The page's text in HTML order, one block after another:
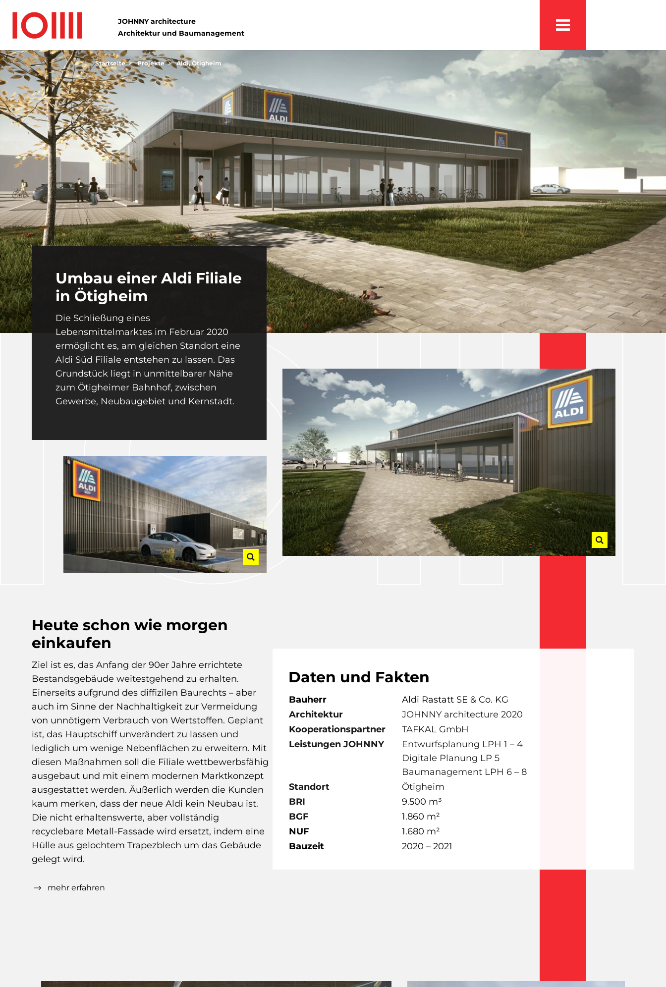
JOHNNY architecture
Architektur und Baumanagement
Startseite Projekte Aldi, Ötigheim
Umbau einer Aldi Filiale
in Ötigheim
Die Schließung eines
Lebensmittelmarktes im Februar 2020
ermöglicht es, am gleichen Standort eine
Aldi Süd Filiale entstehen zu lassen. Das
Grundstück liegt in unmittelbarer Nähe
zum Ötigheimer Bahnhof, zwischen
Gewerbe, Neubaugebiet und Kernstadt.
Heute schon wie morgen
einkaufen
Ziel ist es, das Anfang der 90er Jahre errichtete
Bestandsgebäude weitestgehend zu erhalten.
Einerseits aufgrund des diffizilen Baurechts – aber
auch im Sinne der Nachhaltigkeit zur Vermeidung
von unnötigem Verbrauch von Wertstoffen. Geplant
ist, das Hauptschiff unverändert zu lassen und
lediglich um wenige Nebenflächen zu erweitern. Mit
diesen Maßnahmen soll die Filiale wettbewerbsfähig
ausgebaut und mit einem modernen Marktkonzept
ausgestattet werden. Äußerlich werden die Kunden
kaum merken, dass der neue Aldi kein Neubau ist.
Die nicht erhaltenswerte, aber vollständig
recyclebare Metall-Fassade wird ersetzt, indem eine
Hülle aus gelochtem Trapezblech um das Gebäude
gelegt wird.
mehr erfahren
Daten und Fakten
Bauherr
Aldi Rastatt SE & Co. KG
Architektur
JOHNNY architecture 2020
Kooperationspartner
TAFKAL GmbH
Leistungen JOHNNY
Entwurfsplanung LPH 1 – 4
Digitale Planung LP 5
Baumanagement LPH 6 – 8
Standort
Ötigheim
BRI
9.500 m³
BGF
1.860 m²
NUF
1.680 m²
Bauzeit
2020 – 2021